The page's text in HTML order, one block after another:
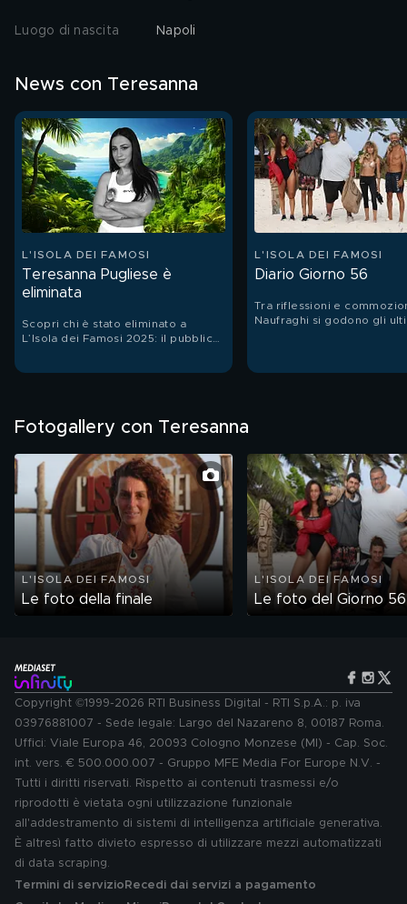
Luogo di nascita Napoli
News con Teresanna
L'ISOLA DEI FAMOSI
Teresanna Pugliese è
eliminata
Scopri chi è stato eliminato a
L’Isola dei Famosi 2025: il pubblico
L'ISOLA DEI FAMOSI
Diario Giorno 56
Tra riflessioni e
Naufraghi si godono gli
Fotogallery con Teresanna
L'ISOLA DEI FAMOSI
Le foto della finale
L'ISOLA DEI FAMOSI
Le foto del Giorno 56
Copyright ©1999-2026 RTI Business Digital - RTI S.p.A.: p. iva
03976881007 - Sede legale: Largo del Nazareno 8, 00187 Roma.
Uffici: Viale Europa 46, 20093 Cologno Monzese (MI) - Cap. Soc.
int. vers. € 500.000.007 - Gruppo MFE Media For Europe N.V. -
Tutti i diritti riservati. Rispetto ai contenuti trasmessi e/o
riprodotti è vietata ogni utilizzazione funzionale
all'addestramento di sistemi di intelligenza artificiale generativa.
È altresì fatto divieto espresso di utilizzare mezzi automatizzati
di data scraping.
Termini di servizio Recedi dai servizi a pagamento